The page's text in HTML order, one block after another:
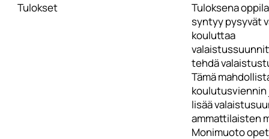
Tulokset
Tuloksena
syntyy pysyvät
kouluttaa
tehdä
Tämä
koulutusviennin
lisää
ammattilaisten
Monimuoto